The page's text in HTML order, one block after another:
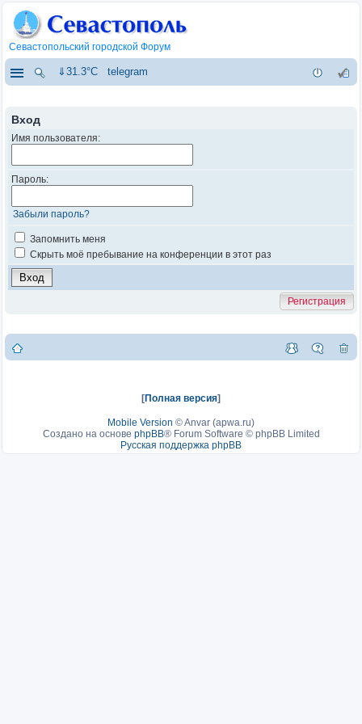
Севастопольский городской Форум
⇓31.3°C telegram
Вход
Имя пользователя:
Пароль:
Забыли пароль?
Запомнить меня
Скрыть моё пребывание на конференции в этот раз
Регистрация
[Полная версия]
Mobile Version ©Anvar (apwa.ru)
Создано на основе phpBB® Forum Software © phpBB Limited
Русская поддержка phpBB